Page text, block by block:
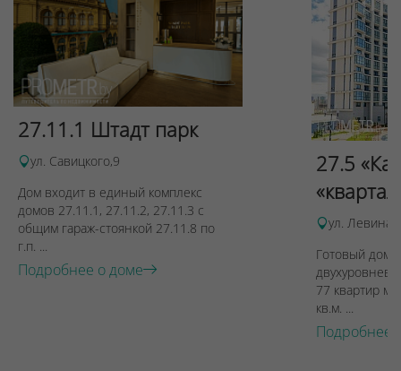
27.11.1 Штадт парк
ул. Савицкого,9
Дом входит в единый комплекс
домов 27.11.1, 27.11.2, 27.11.3 с
общим гараж-стоянкой 27.11.8 по
г.п. ...
Подробнее о доме
27.5
ул. Левина,
Готовый дом
77 квартир
кв.м. ...
Подробнее